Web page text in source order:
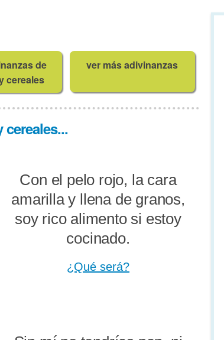
de
cereales
ver más adivinanzas
Con el pelo rojo, la cara
amarilla y llena de granos,
soy rico alimento si estoy
cocinado.
¿Qué será?